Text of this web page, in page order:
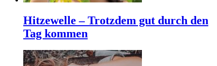
Hitzewelle – Trotzdem gut durch den
Tag kommen